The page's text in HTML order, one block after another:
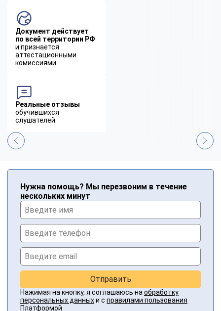
Документ действует
по всей территории РФ
и признается
аттестационными
комиссиями
Реальные отзывы
обучившихся
слушателей
Нужна помощь? Мы перезвоним в течение
нескольких минут
Отправить
Нажимая на кнопку, я соглашаюсь на обработку
персональных данныхи с правилами пользования
Платформой